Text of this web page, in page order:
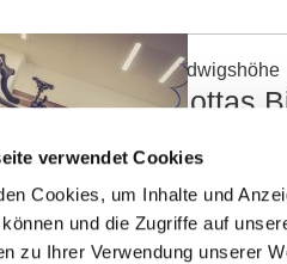
verwendet Cookies
Cookies, um Inhalte und
und die Zugriffe auf
zu Ihrer Verwendung unserer
Ludwigshöhe
Mottas
Etwas
freitags
möglich.